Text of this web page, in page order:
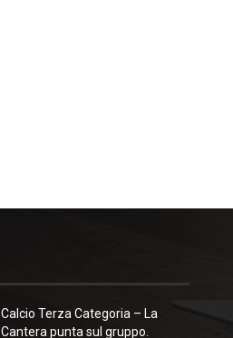
Calcio Terza Categoria – La
Cantera punta sul gruppo.